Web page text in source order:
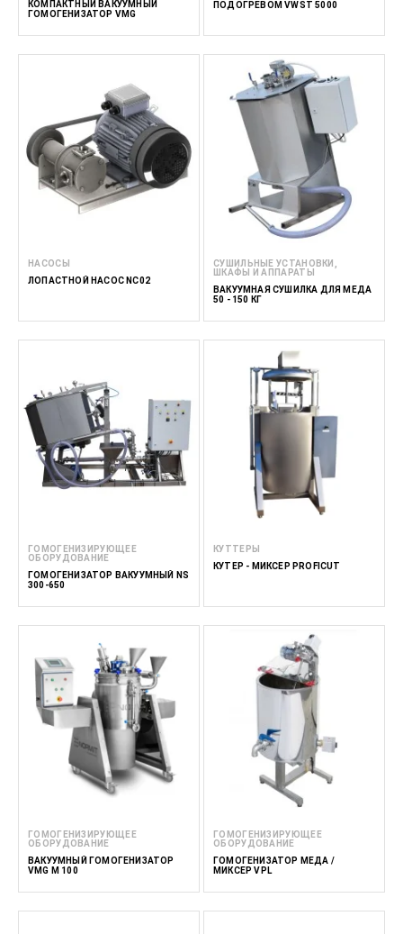
КОМПАКТНЫЙ ВАКУУМНЫЙ
ГОМОГЕНИЗАТОР VMG
ПОДОГРЕВОМ VWST 5000
НАСОСЫ
ЛОПАСТНОЙ НАСОС NC02
СУШИЛЬНЫЕ УСТАНОВКИ,
ШКАФЫ И АППАРАТЫ
ВАКУУМНАЯ СУШИЛКА ДЛЯ МЕДА
50 - 150 КГ
ГОМОГЕНИЗИРУЮЩЕЕ
ОБОРУДОВАНИЕ
ГОМОГЕНИЗАТОР ВАКУУМНЫЙ NS
300-650
КУТТЕРЫ
КУТЕР - МИКСЕР PROFICUT
ГОМОГЕНИЗИРУЮЩЕЕ
ОБОРУДОВАНИЕ
ВАКУУМНЫЙ ГОМОГЕНИЗАТОР
VMG M 100
ГОМОГЕНИЗИРУЮЩЕЕ
ОБОРУДОВАНИЕ
ГОМОГЕНИЗАТОР МЕДА /
МИКСЕР VPL